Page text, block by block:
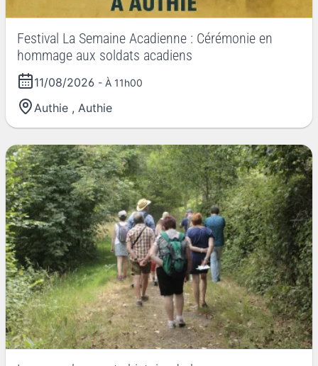
Festival La Semaine Acadienne : Cérémonie en
hommage aux soldats acadiens
11/08/2026 - À 11h00
Authie , Authie